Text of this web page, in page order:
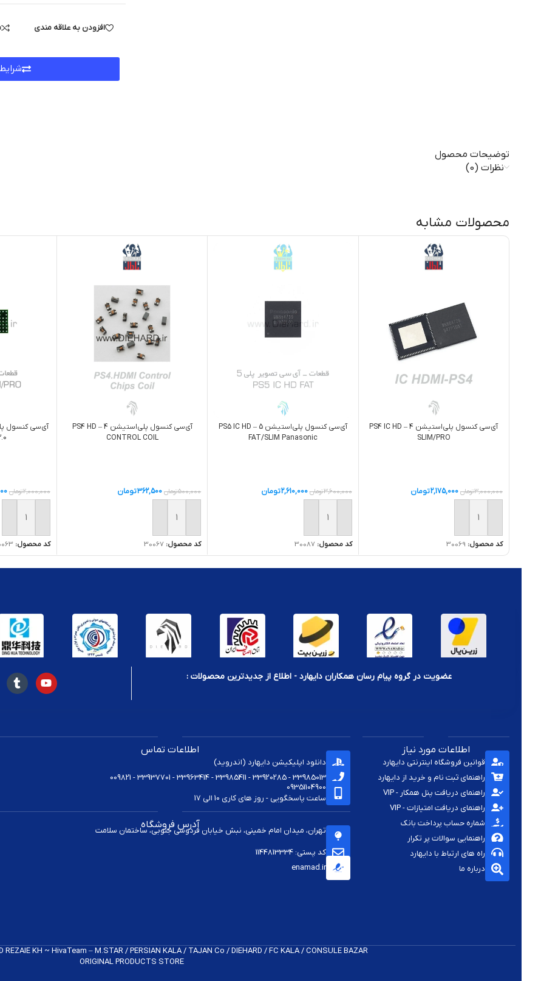
افزودن به علاقه مندی
توضیحات محصول
نظرات (0)
محصولات مشابه
آی‌سی کنسول پلی‌استیشن 4 – PS4 IC HD
SLIM/PRO
3,000,000تومان 2,175,000تومان
افزودن به سبد خرید
کد محصول: 30069
آی‌سی کنسول پلی‌استیشن 5 – PS5 IC HD
FAT/SLIM Panasonic
3,600,000تومان 2,610,000تومان
افزودن به سبد خرید
کد محصول:30087
آی‌سی کنسول پلی‌استیشن 4 – PS4 HD
CONTROL COIL
500,000تومان 362,500تومان
افزودن به سبد خرید
کد محصول: 30067
2,000,000تومان
افزودن به
کد محصول:
عضویت در گروه پیام رسان همکاران دایهارد - اطلاع از جدیدترین محصولات :
اطلاعات مورد نیاز
قوانین فروشگاه اینترنتی دایهارد
راهنمای ثبت نام و خرید از دایهارد
راهنمای دریافت پنل همکار - VIP
راهنمای دریافت امتیازات - VIP
شماره حساب پرداخت بانک
راهنمایی سوالات پر تکرار
راه های ارتباط با دایهارد
درباره ما
اطلاعات تماس
دانلود اپلیکیشن دایهارد (اندروید)
33985013 - 33920285 - 33985411 - 33963414 - 33937701 - 009821
09351104900
ساعت پاسخگویی - روز های کاری 10 الی 17
آدرس فروشگاه
تهران، میدان امام خمینی، نبش خیابان فردوسی جنوبی، ساختمان سلامت
کد پستی: 1144813334
enamad.ir
KH ~ HivaTeam – M.STAR / PERSIAN KALA / TAJAN Co / DIEHARD / FC K​ALA / CONSULE BAZAR
ORIGINAL PRODUCTS​ STORE